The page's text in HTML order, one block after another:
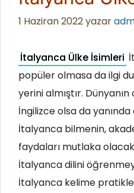
1 Haziran 2022yazar
İtalyanca Ülke İsimleri
popüler olmasa da ilgi
yerini almıştır.
İngilizce olsa da
İtalyanca bilmenin,
faydaları mutlaka
İtalyanca dilini
İtalyanca kelime